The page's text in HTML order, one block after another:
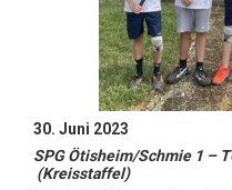
30. Juni 2023
SPG Ötisheim/Schmie 1 –
(Kreisstaffel)